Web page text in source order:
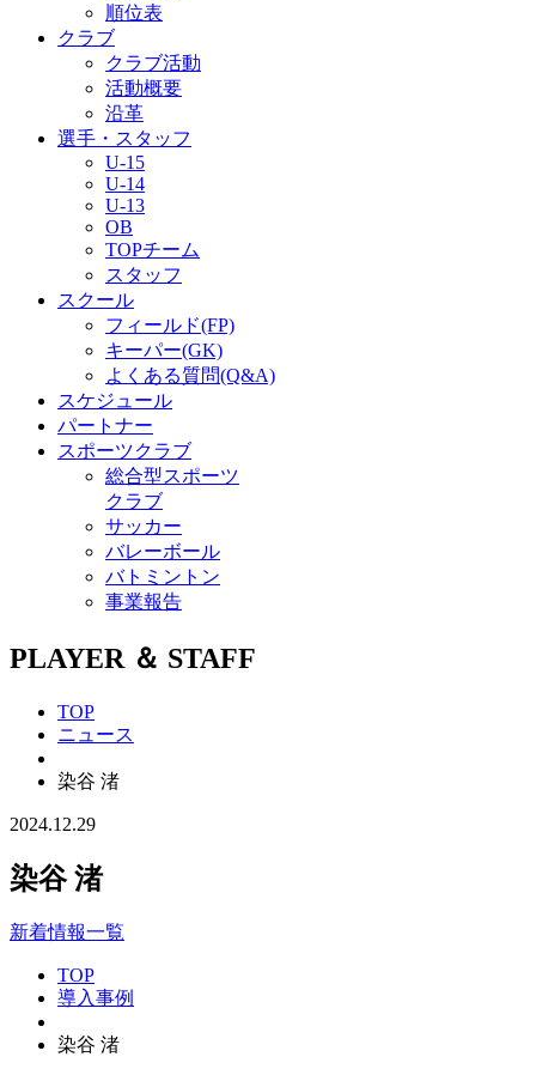
順位表
クラブ
クラブ活動
活動概要
沿革
選手・スタッフ
U-15
U-14
U-13
OB
TOPチーム
スタッフ
スクール
フィールド(FP)
キーパー(GK)
よくある質問(Q&A)
スケジュール
パートナー
スポーツクラブ
総合型スポーツ
クラブ
サッカー
バレーボール
バトミントン
事業報告
PLAYER ＆ STAFF
TOP
ニュース
染谷 渚
2024.12.29
染谷 渚
新着情報一覧
TOP
導入事例
染谷 渚